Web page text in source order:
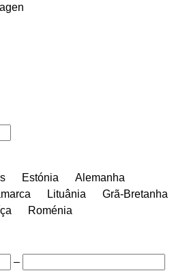
Estónia
Alemanha
Lituânia
Grã-Bretanha
Roménia
–